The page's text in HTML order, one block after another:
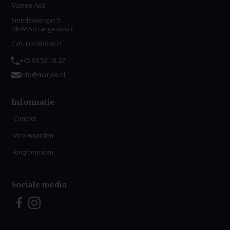
Marjoe ApS
Smedevaenget 5
DK-5550 Langeskov C
CVR: DK28504071
+45 60 53 18 27
info@marjoe.nl
Informatie
Contact
Voorwaarden
Ringformaten
Sociale media